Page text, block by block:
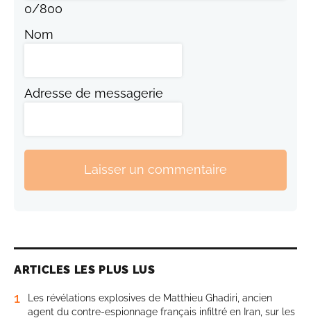
0/800
Nom
Adresse de messagerie
Laisser un commentaire
ARTICLES LES PLUS LUS
1
Les révélations explosives de Matthieu Ghadiri, ancien
agent du contre-espionnage français infiltré en Iran, sur les